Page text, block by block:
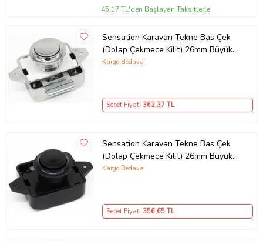
45,17 TL'den Başlayan Taksitlerle
Sensation Karavan Tekne Bas Çek
(Dolap Çekmece Kilit) 26mm Büyük
Boy Plastik Yuvarlak (Gümüş Renk)
Kargo Bedava
Sepet Fiyatı 362,37 TL
Sensation Karavan Tekne Bas Çek
(Dolap Çekmece Kilit) 26mm Büyük
Boy Plastik Yuvarlak Siyah
Kargo Bedava
Sepet Fiyatı 356,65 TL